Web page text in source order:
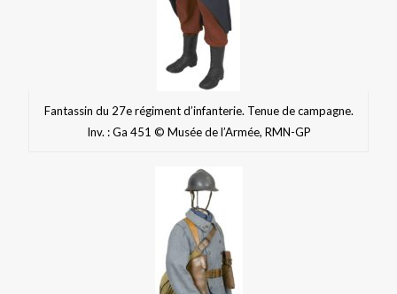
Fantassin du 27e régiment d’infanterie. Tenue de campagne.
Inv. : Ga 451 © Musée de l’Armée, RMN-GP